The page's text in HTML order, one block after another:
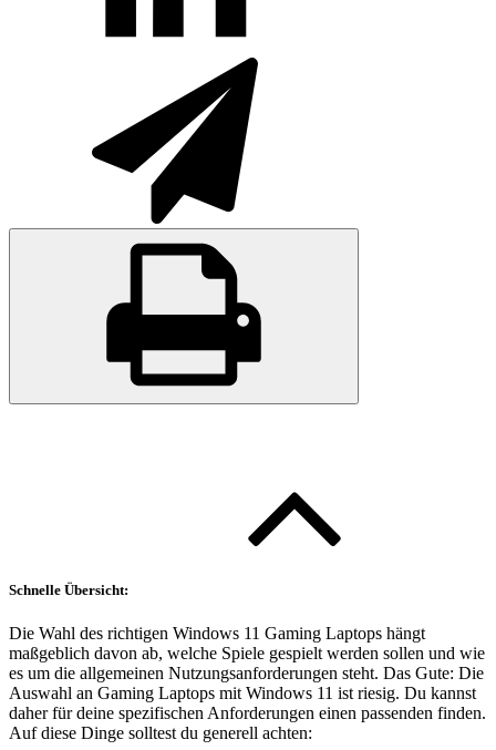
Schnelle Übersicht:
Die Wahl des richtigen Windows 11 Gaming Laptops hängt
maßgeblich davon ab, welche Spiele gespielt werden sollen und wie
es um die allgemeinen Nutzungsanforderungen steht. Das Gute: Die
Auswahl an Gaming Laptops mit Windows 11 ist riesig. Du kannst
daher für deine spezifischen Anforderungen einen passenden finden.
Auf diese Dinge solltest du generell achten: